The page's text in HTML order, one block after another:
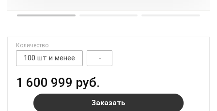
Количество
100 шт и менее -
1 600 999 руб.
Заказать